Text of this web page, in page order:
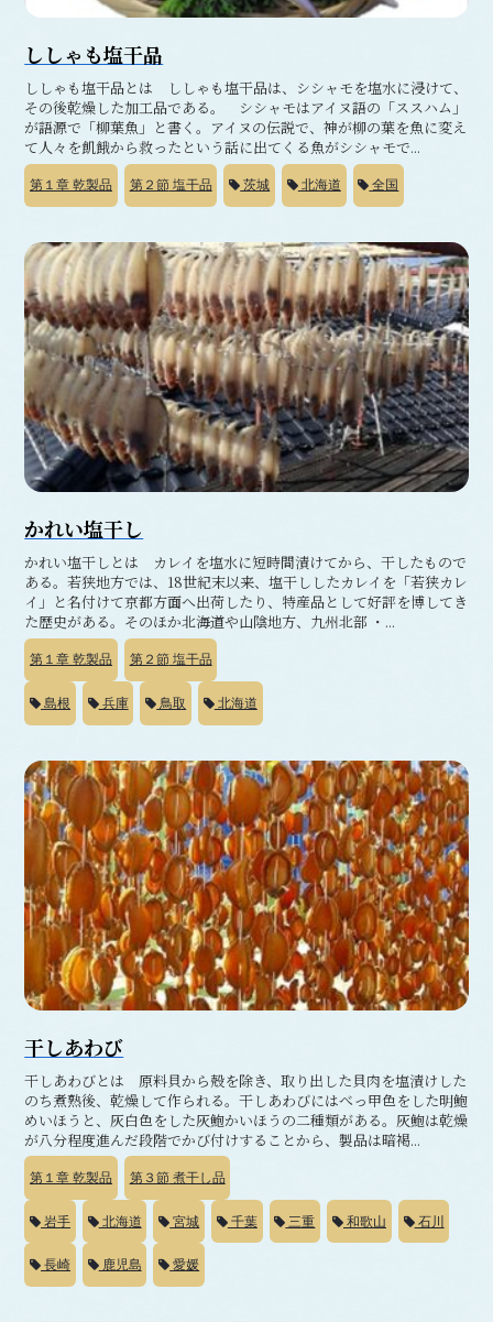
ししゃも塩干品
ししゃも塩干品とは ししゃも塩干品は、シシャモを塩水に浸けて、
その後乾燥した加工品である。 シシャモはアイヌ語の「ススハム」
が語源で「柳葉魚」と書く。アイヌの伝説で、神が柳の葉を魚に変え
て人々を飢餓から救ったという話に出てくる魚がシシャモで...
第１章 乾製品 第２節塩干品 茨城 北海道 全国
かれい塩干し
かれい塩干しとは カレイを塩水に短時間漬けてから、干したもので
ある。若狭地方では、18世紀末以来、塩干ししたカレイを「若狭カレ
イ」と名付けて京都方面へ出荷したり、特産品として好評を博してき
た歴史がある。そのほか北海道や山陰地方、九州北部 ・...
第１章 乾製品 第２節塩干品
島根 兵庫 鳥取 北海道
干しあわび
干しあわびとは 原料貝から殻を除き、取り出した貝肉を塩漬けした
のち煮熟後、乾燥して作られる。干しあわびにはべっ甲色をした明鮑
めいほうと、灰白色をした灰鮑かいほうの二種類がある。灰鮑は乾燥
が八分程度進んだ段階でかび付けすることから、製品は暗褐...
第１章 乾製品 第３節煮干し品
岩手 北海道 宮城 千葉 三重 和歌山 石川
長崎 鹿児島 愛媛